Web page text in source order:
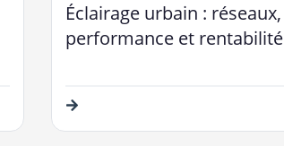
Éclairage urbain : réseaux,
performance et rentabilité